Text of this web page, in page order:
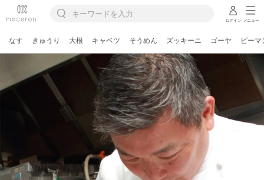
ログイン メニュー
なす きゅうり 大根 キャベツ そうめん ズッキーニ ゴーヤ ピーマ